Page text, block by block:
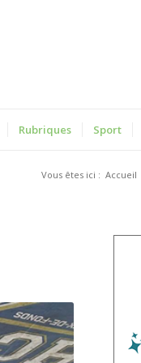
Rubriques Sport
Vous êtes ici : Accueil